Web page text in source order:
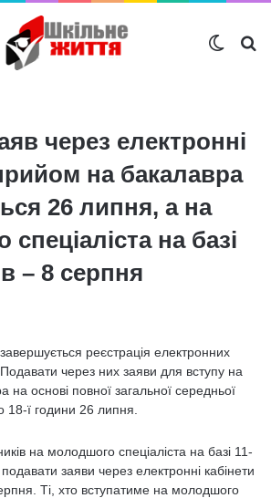
через електронні
на бакалавра
26 липня, а на
на базі
– 8 серпня
реєстрація електронних
Подавати через них заяви для вступу на
на основі повної загальної середньої
18-ї години 26 липня.
на молодшого спеціаліста на базі 11-
заяви через електронні кабінети
Ті, хто вступатиме на молодшого